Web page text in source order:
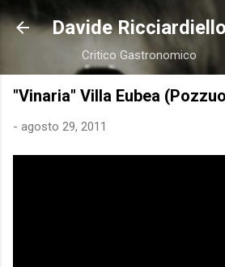
Passa ai contenuti
Davide Ricciardiello
Critico Gastronomico
"Vinaria" Villa Eubea
- agosto 29, 2011